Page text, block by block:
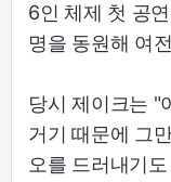
6인 체제 첫 공
명을 동원해 여
당시 제이크는 "
거기 때문에 그
오를 드러내기